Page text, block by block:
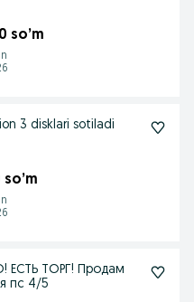
so’m
3 disklari sotiladi
ЕСТЬ ТОРГ! Продам
пс 4/5